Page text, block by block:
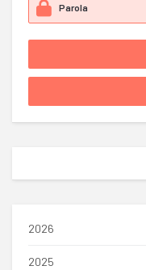
2026
2025